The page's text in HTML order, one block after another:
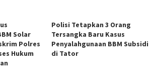
Solar
Polres
Hukum
Polisi Tetapkan 3 Orang
Tersangka Baru Kasus
Penyalahgunaan BBM Subsidi
di Tator